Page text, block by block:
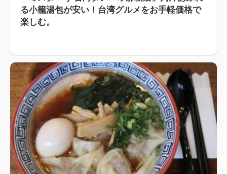
る小籠湯包が安い！台湾グルメをお手軽価格で
楽しむ。